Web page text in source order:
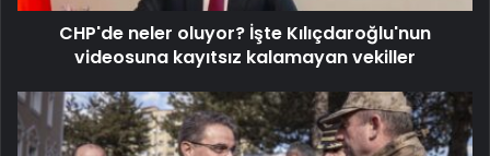
CHP'de neler oluyor? İşte Kılıçdaroğlu'nun
videosuna kayıtsız kalamayan vekiller